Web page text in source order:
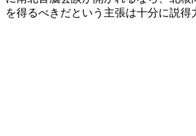
を得るべきだという主張は十分に説得